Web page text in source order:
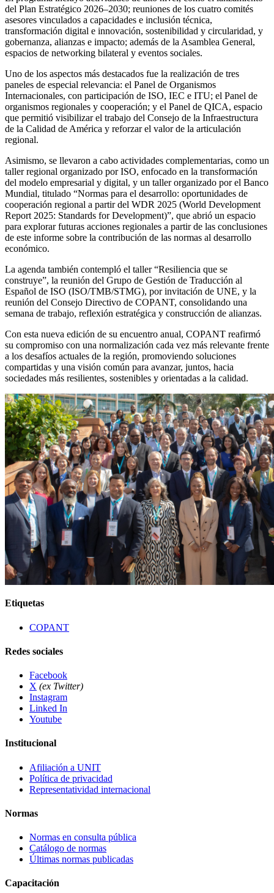
del Plan Estratégico 2026–2030; reuniones de los cuatro comités
asesores vinculados a capacidades e inclusión técnica,
transformación digital e innovación, sostenibilidad y circularidad, y
gobernanza, alianzas e impacto; además de la Asamblea General,
espacios de networking bilateral y eventos sociales.
Uno de los aspectos más destacados fue la realización de tres
paneles de especial relevancia: el Panel de Organismos
Internacionales, con participación de ISO, IEC e ITU; el Panel de
organismos regionales y cooperación; y el Panel de QICA, espacio
que permitió visibilizar el trabajo del Consejo de la Infraestructura
de la Calidad de América y reforzar el valor de la articulación
regional.
Asimismo, se llevaron a cabo actividades complementarias, como un
taller regional organizado por ISO, enfocado en la transformación
del modelo empresarial y digital, y un taller organizado por el Banco
Mundial, titulado “Normas para el desarrollo: oportunidades de
cooperación regional a partir del WDR 2025 (World Development
Report 2025: Standards for Development)”, que abrió un espacio
para explorar futuras acciones regionales a partir de las conclusiones
de este informe sobre la contribución de las normas al desarrollo
económico.
La agenda también contempló el taller “Resiliencia que se
construye”, la reunión del Grupo de Gestión de Traducción al
Español de ISO (ISO/TMB/STMG), por invitación de UNE, y la
reunión del Consejo Directivo de COPANT, consolidando una
semana de trabajo, reflexión estratégica y construcción de alianzas.
Con esta nueva edición de su encuentro anual, COPANT reafirmó
su compromiso con una normalización cada vez más relevante frente
a los desafíos actuales de la región, promoviendo soluciones
compartidas y una visión común para avanzar, juntos, hacia
sociedades más resilientes, sostenibles y orientadas a la calidad.
Etiquetas
COPANT
Redes sociales
Facebook
X (ex Twitter)
Instagram
Linked In
Youtube
Institucional
Afiliación a UNIT
Política de privacidad
Representatividad internacional
Normas
Normas en consulta pública
Catálogo de normas
Últimas normas publicadas
Capacitación